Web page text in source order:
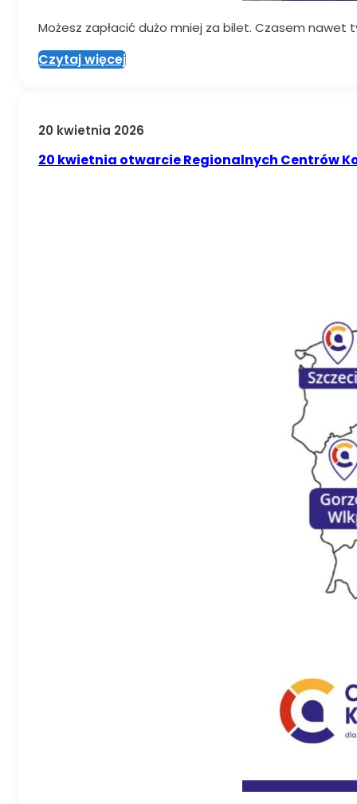
Możesz zapłacić dużo mniej za bilet. Czasem nawet
Czytaj więcej
20 kwietnia 2026
20 kwietnia otwarcie Regionalnych Centrów